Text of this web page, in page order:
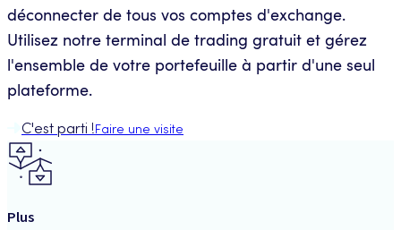
déconnecter de tous vos comptes d'exchange.
Utilisez notre terminal de trading gratuit et gérez
l'ensemble de votre portefeuille à partir d'une seul
plateforme.
C'est parti ! Faire une visite
Plus